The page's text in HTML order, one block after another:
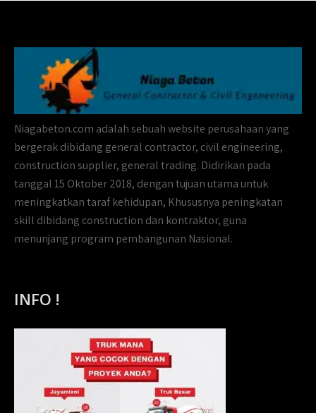
Niagabeton.com adalah sebuah website perusahaan yang
bergerak dibidang general contractor, civil engineering,
construction supplier, general trading. Didirikan pada
tanggal 15 Oktober 2018, dengan tujuan utama untuk
meningkatkan taraf kehidupan, Khususnya peningkatan
skill dibidang construction dan kontraktor, guna
menunjang program pembangunan Nasional.
INFO !